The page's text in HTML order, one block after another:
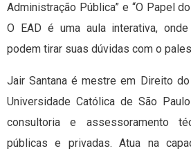
Administração Pública” e “O Papel
O EAD é uma aula interativa,
podem tirar suas dúvidas com o
Jair Santana é mestre em Direito
Universidade Católica de São
consultoria e assessoramento
públicas e privadas. Atua na